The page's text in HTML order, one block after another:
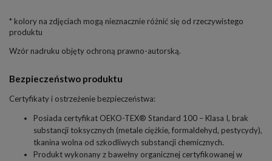
* kolory na zdjęciach mogą nieznacznie różnić się od rzeczywistego
produktu
Wzór nadruku objęty ochroną prawno-autorską.
Bezpieczeństwo produktu
Certyfikaty i ostrzeżenie bezpieczeństwa:
Posiada certyfikat OEKO-TEX® Standard 100 – Klasa I, brak
substancji toksycznych (metale ciężkie, formaldehyd, pestycydy),
tkanina wolna od szkodliwych substancji chemicznych.
Produkt wykonany z bawełny organicznej certyfikowanej w